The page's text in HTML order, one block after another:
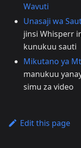
Wavuti
Unasaji wa
jinsi Whisperr
kunukuu sauti
Mikutano ya
manukuu
simu za video
Edit this page